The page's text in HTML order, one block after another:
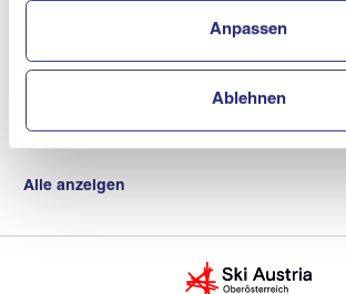
Anpassen
Ablehnen
ASKÖ Schiclub Neukirchen / En
Alle anzeigen